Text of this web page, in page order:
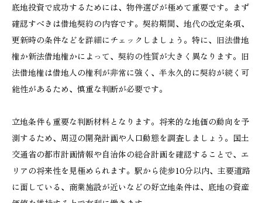
底地投資で成功するためには、物件選びが極めて重要です。まず
確認すべきは借地契約の内容です。契約期間、地代の改定条項、
更新時の条件などを詳細にチェックしましょう。特に、旧法借地
権か新法借地権かによって、契約の性質が大きく異なります。旧
法借地権は借地人の権利が非常に強く、半永久的に契約が続く可
能性があるため、慎重な判断が必要です。
立地条件も重要な判断材料となります。将来的な地価の動向を予
測するため、周辺の開発計画や人口動態を調査しましょう。国土
交通省の都市計画情報や自治体の総合計画を確認することで、エ
リアの将来性を見極められます。駅から徒歩10分以内、主要道路
に面している、商業施設が近いなどの好立地条件は、底地の資産